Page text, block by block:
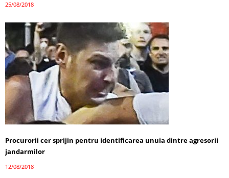
25/08/2018
Procurorii cer sprijin pentru identificarea unuia dintre agresorii
jandarmilor
12/08/2018